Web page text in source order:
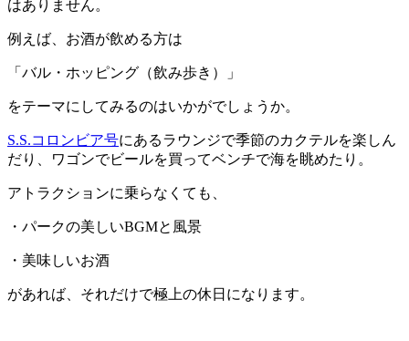
はありません。
例えば、お酒が飲める方は
「バル・ホッピング（飲み歩き）」
をテーマにしてみるのはいかがでしょうか。
S.S.コロンビア号にあるラウンジで季節のカクテルを楽しん
だり、ワゴンでビールを買ってベンチで海を眺めたり。
アトラクションに乗らなくても、
・パークの美しいBGMと風景
・美味しいお酒
があれば、それだけで極上の休日になります。